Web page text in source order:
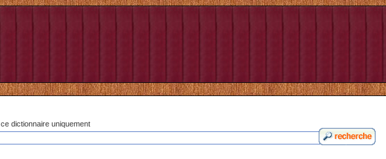
ce dictionnaire uniquement